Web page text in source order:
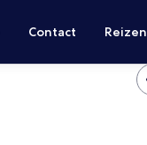
Contact Reizen